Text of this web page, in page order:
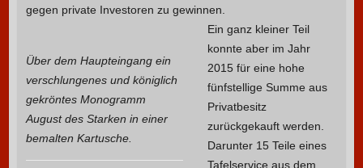
gegen private Investoren zu gewinnen.
Über dem Haupteingang ein
verschlungenes und königlich
gekröntes Monogramm
August des Starken in einer
bemalten Kartusche.
Ein ganz kleiner Teil
konnte aber im Jahr
2015 für eine hohe
fünfstellige Summe aus
Privatbesitz
zurückgekauft werden.
Darunter 15 Teile eines
Tafelservice aus dem